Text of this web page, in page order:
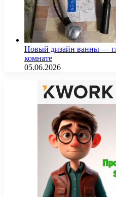
Новый дизайн ванны —
комнате
05.06.2026